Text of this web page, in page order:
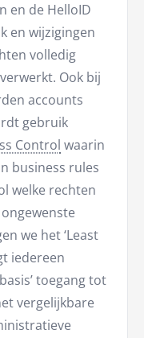
en de HelloID
en wijzigingen
volledig
Ook bij
accounts
gebruik
Control waarin
business rules
welke rechten
we het ‘Least
iedereen
toegang tot
vergelijkbare